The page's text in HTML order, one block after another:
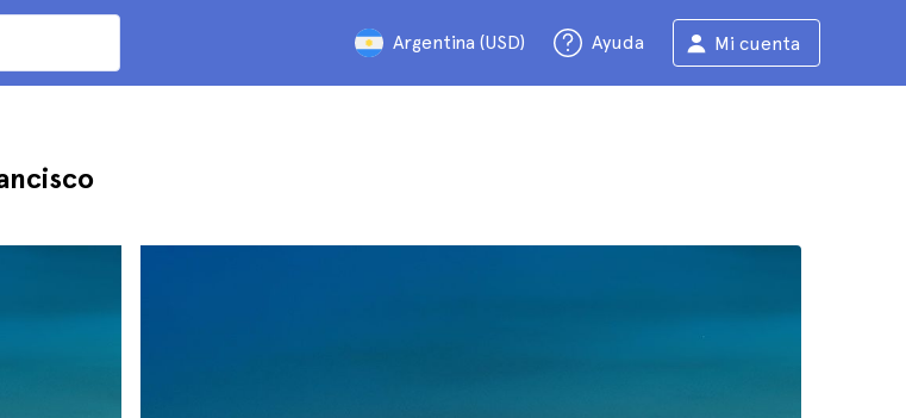
Argentina (USD) Ayuda Mi cuenta